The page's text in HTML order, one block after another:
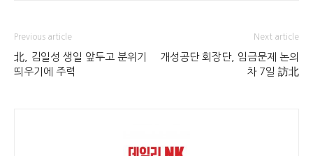
Previous article
北, 김일성 생일 앞두고 분위기
띄우기에 주력
Next article
개성공단 회장단, 임금문제 논의
차 7일 訪北